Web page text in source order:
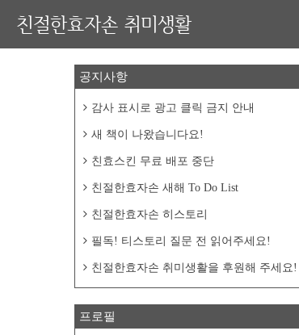
친절한효자손 취미생활
공지사항
감사 표시로 광고 클릭 금지 안내
새 책이 나왔습니다요!
친효스킨 무료 배포 중단
친절한효자손 새해 To Do List
친절한효자손 히스토리
필독! 티스토리 질문 전 읽어주세요!
친절한효자손 취미생활을 후원해 주세요!
프로필